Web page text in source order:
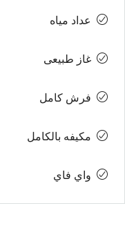
عداد مياه
غاز طبيعى
فرش كامل
مكيفه بالكامل
واي فاي